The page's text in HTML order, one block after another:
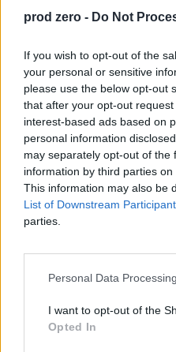
prod zero - Do Not
If you wish to opt-out of the
your personal or sensitive
please use the below opt-out
that after your opt-out
interest-based ads based on
personal information
may separately opt-out of
information by third parties
This information may also be
List of Downstream
parties.
Personal Data
I want to opt-out of the
Opted In
15:32Sztylet z epoki brązu
14:20
Oszuści przejmują konta w
nie istnieje
14:05Burza wokół pieniędzy dla
13:43Leon XIV czy Donald
13:39Atak niedźwiedzia w
13:01Braun i Obajtek bez
13:00Sławomir Cenckiewicz
działań rządu”
12:37Kto szkodzi Unii
wątpliwości
12:26Krypto jest modne, ale to
w kieszeniach jest większe
12:09Co jest na topie w
„króla bitcoinów” ujawnia
Książę Harry w Kijowie.
Na co zbiera fundacja